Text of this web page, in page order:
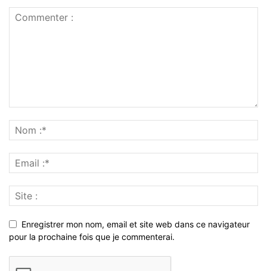
Enregistrer mon nom, email et site web dans ce navigateur
pour la prochaine fois que je commenterai.